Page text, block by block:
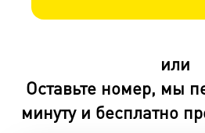
или
Оставьте номер, мы
минуту и бесплатно